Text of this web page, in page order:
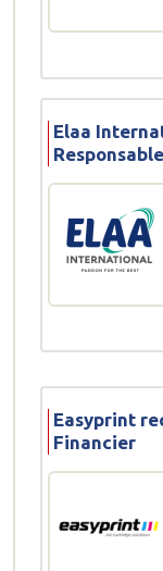
Elaa
Easyprint
Financier